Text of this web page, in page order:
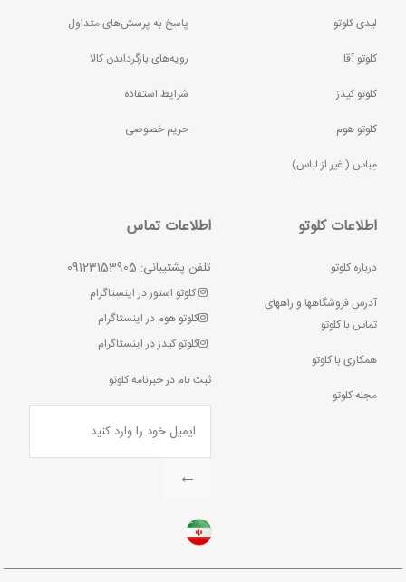
لیدی کلوتو
کلوتو آقا
کلوتو کیدز
کلوتو هوم
مِباس ( غير از لباس)
پاسخ به پرسش‌های متداول
رویه‌های بازگرداندن کالا
شرایط استفاده
حریم خصوصی
اطلاعات کلوتو
درباره کلوتو
آدرس فروشگاهها و راههای
تماس با کلوتو
همکاری با کلوتو
مجله کلوتو
اطلاعات تماس
تلفن پشتیبانی: 09123153905
کلوتو استور در اینستاگرام
کلوتو هوم در اینستاگرام
کلوتو کیدز در اینستاگرام
ثبت نام در خبرنامه کلوتو
←